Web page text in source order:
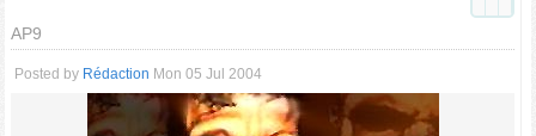
AP9
Posted by Rédaction Mon 05 Jul 2004